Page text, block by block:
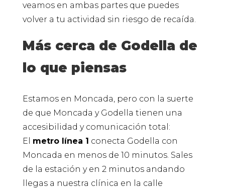
veamos en ambas partes que puedes
volver a tu actividad sin riesgo de recaída.
Más cerca de Godella de
lo que piensas
Estamos en Moncada, pero con la suerte
de que Moncada y Godella tienen una
accesibilidad y comunicación total:
El metro línea 1 conecta Godella con
Moncada en menos de 10 minutos. Sales
de la estación y en 2 minutos andando
llegas a nuestra clínica en la calle